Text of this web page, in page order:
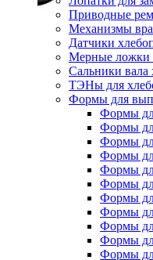
Приводные
Механизмы
Датчики
Мерные ложки
Сальники вала
ТЭНы для
Формы для
Формы
Формы
Формы
Формы
Формы
Формы
Формы
Формы
Формы
Формы
Формы